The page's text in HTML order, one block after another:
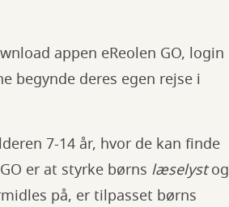
appen eReolen GO, login
begynde deres egen rejse i
7-14 år, hvor de kan finde
er at styrke børns læselystog
på, er tilpasset børns